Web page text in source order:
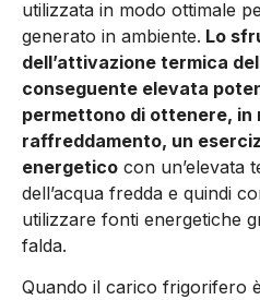
utilizzata in modo ottimale
generato in ambiente. Lo
dell’attivazione termica
conseguente elevata
permettono di ottenere, in
raffreddamento, un
energetico con un’elevata
dell’acqua fredda e quindi
utilizzare fonti energetiche
falda.
Quando il carico frigorifero